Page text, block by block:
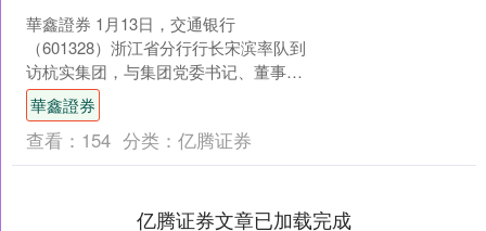
華鑫證券 1月13日，交通银行
（601328）浙江省分行行长宋滨率队到
访杭实集团，与集团党委书记、董事长
钮健，党委委员、副总经理叶淦平及相
关部门负责人座谈交流華....
華鑫證券
查看： 154 分类： 亿腾证券
亿腾证券文章已加载完成